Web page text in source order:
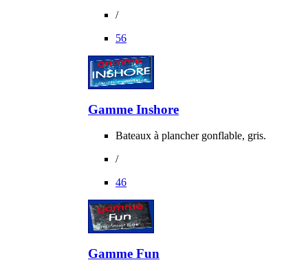
/
56
Gamme Inshore
Bateaux à plancher gonflable, gris.
/
46
Gamme Fun